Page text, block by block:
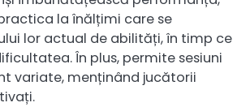
la înălțimi care se
lor actual de abilități, în timp ce
În plus, permite sesiuni
variate, menținând jucătorii